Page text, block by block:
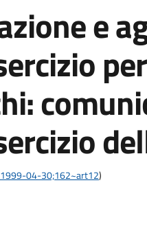
e
04-30;162~art12)